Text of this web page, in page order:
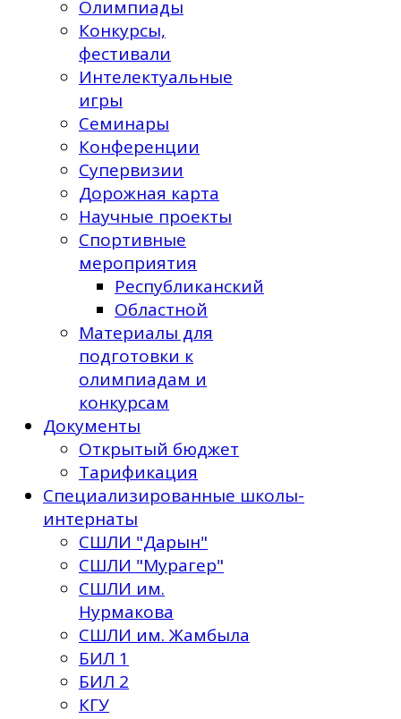
Олимпиады
Конкурсы,
фестивали
Интелектуальные
игры
Семинары
Конференции
Супервизии
Дорожная карта
Научные проекты
Спортивные
мероприятия
Республиканский
Областной
Материалы для
подготовки к
олимпиадам и
конкурсам
Документы
Открытый бюджет
Тарификация
Специализированные школы-
интернаты
СШЛИ "Дарын"
СШЛИ "Мурагер"
СШЛИ им.
Нурмакова
СШЛИ им. Жамбыла
БИЛ 1
БИЛ 2
КГУ